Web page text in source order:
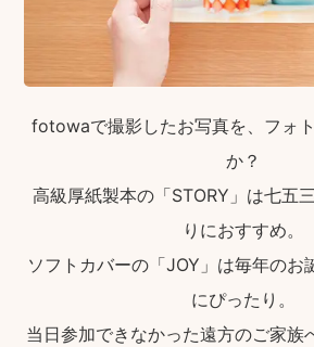
fotowaで撮影したお写真を、フォ
か？
高級厚紙製本の「STORY」は七五
りにおすすめ。
ソフトカバーの「JOY」は毎年のお
にぴったり。
当日参加できなかった遠方のご家族